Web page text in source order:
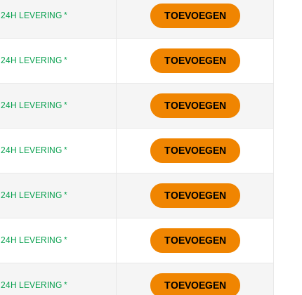
24H LEVERING * TOEVOEGEN
24H LEVERING * TOEVOEGEN
24H LEVERING * TOEVOEGEN
24H LEVERING * TOEVOEGEN
24H LEVERING * TOEVOEGEN
24H LEVERING * TOEVOEGEN
24H LEVERING * TOEVOEGEN